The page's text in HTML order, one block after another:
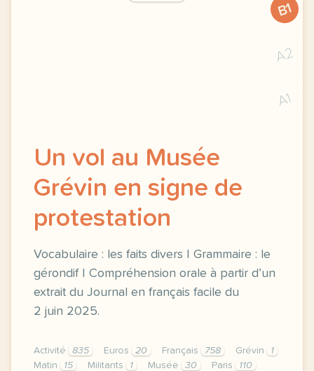
B1
A2
A1
Un vol au Musée
Grévin en signe de
protestation
Vocabulaire : les faits divers | Grammaire : le
gérondif | Compréhension orale à partir d’un
extrait du Journal en français facile du
2 juin 2025.
Activité 835 Euros 20 Français 758 Grévin
1
Matin
15 Militants 1 Musée 30 Paris
110